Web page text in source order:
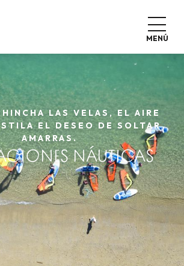
MENÚ
LAS VELAS, EL AIRE
EL DESEO DE SOLTAR
AMARRAS.
NÁUTICAS